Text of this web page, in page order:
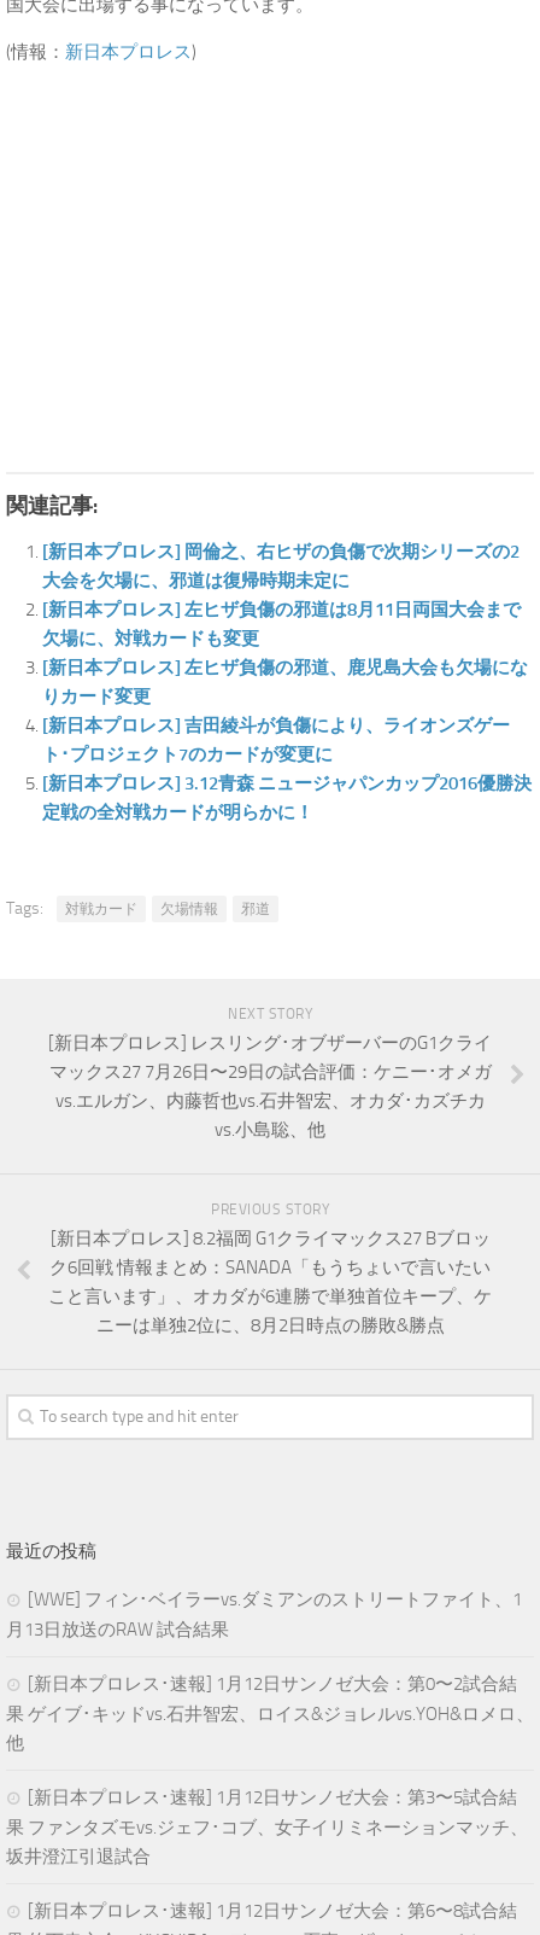
国大会に出場する事になっています。
(情報： 新日本プロレス)
関連記事:
[新日本プロレス] 岡倫之、右ヒザの負傷で次期シリーズの2
大会を欠場に、邪道は復帰時期未定に
[新日本プロレス] 左ヒザ負傷の邪道は8月11日両国大会まで
欠場に、対戦カードも変更
[新日本プロレス] 左ヒザ負傷の邪道、鹿児島大会も欠場にな
りカード変更
[新日本プロレス] 吉田綾斗が負傷により、ライオンズゲー
ト･プロジェクト7のカードが変更に
[新日本プロレス] 3.12青森 ニュージャパンカップ2016優勝決
定戦の全対戦カードが明らかに！
Tags: 対戦カード 欠場情報 邪道
NEXT STORY
[新日本プロレス] レスリング･オブザーバーのG1クライ
マックス27 7月26日〜29日の試合評価：ケニー･オメガ
vs.エルガン、内藤哲也vs.石井智宏、オカダ･カズチカ
vs.小島聡、他
PREVIOUS STORY
[新日本プロレス] 8.2福岡 G1クライマックス27 Bブロッ
ク6回戦 情報まとめ：SANADA「もうちょいで言いたい
こと言います」、オカダが6連勝で単独首位キープ、ケ
ニーは単独2位に、8月2日時点の勝敗&勝点
最近の投稿
[WWE] フィン･ベイラーvs.ダミアンのストリートファイト、1
月13日放送のRAW 試合結果
[新日本プロレス･速報] 1月12日サンノゼ大会：第0〜2試合結
果 ゲイブ･キッドvs.石井智宏、ロイス&ジョレルvs.YOH&ロメロ、
他
[新日本プロレス･速報] 1月12日サンノゼ大会：第3〜5試合結
果 ファンタズモvs.ジェフ･コブ、女子イリミネーションマッチ、
坂井澄江引退試合
[新日本プロレス･速報] 1月12日サンノゼ大会：第6〜8試合結